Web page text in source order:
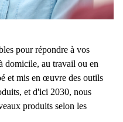
pour répondre à vos
domicile, au travail ou en
et mis en œuvre des outils
et d'ici 2030, nous
produits selon les